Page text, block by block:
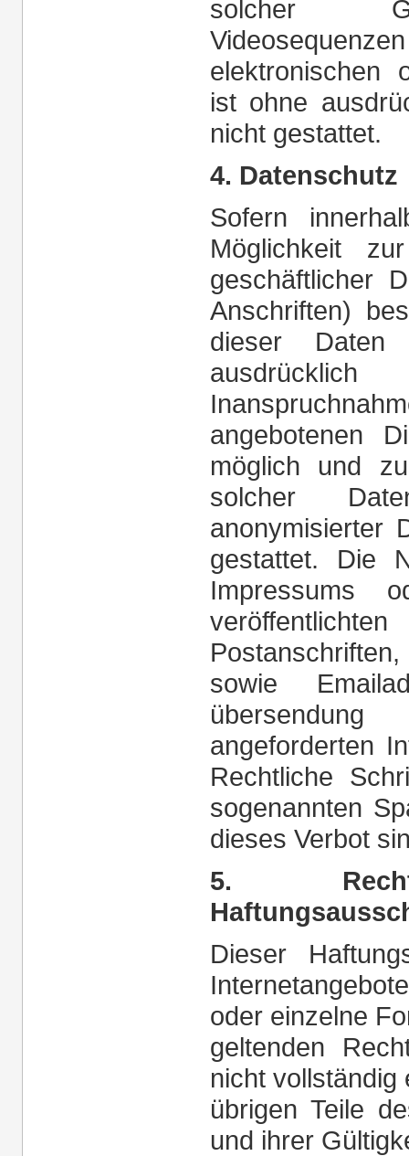
solcher
elektronischen
ist ohne
nicht gestattet.
4. Datenschutz
Sofern
Möglichkeit
geschäftlicher
Anschriften)
dieser
angebotenen
möglich und
solcher
anonymisierter
gestattet. Die
Impressums
sowie
angeforderten
Rechtliche
sogenannten
dieses Verbot
5.
Dieser
oder einzelne
geltenden
nicht vollständig
übrigen Teile
und ihrer